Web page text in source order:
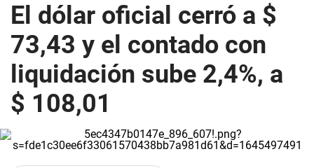
El dólar oficial cerró a $
73,43 y el contado con
liquidación sube 2,4%, a
$ 108,01